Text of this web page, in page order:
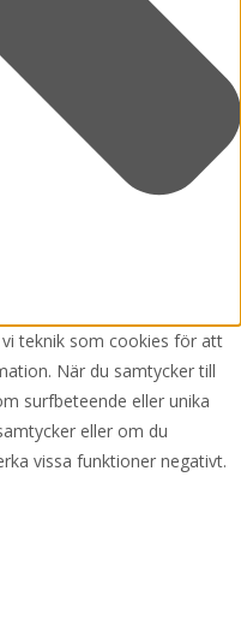
teknik som cookies för att
När du samtycker till
surfbeteende eller unika
eller om du
vissa funktioner negativt.